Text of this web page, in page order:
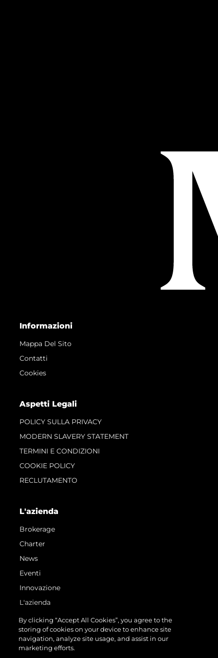
Informazioni
Mappa Del Sito
Contatti
Cookies
Aspetti Legali
POLICY SULLA PRIVACY
MODERN SLAVERY STATEMENT
TERMINI E CONDIZIONI
COOKIE POLICY
RECLUTAMENTO
L'azienda
Brokerage
Charter
News
Eventi
Innovazione
L'azienda
Il Team
Lifestyle
Heritage
By clicking “Accept All Cookies”, you agree to the
storing of cookies on your device to enhance site
navigation, analyze site usage, and assist in our
marketing efforts.